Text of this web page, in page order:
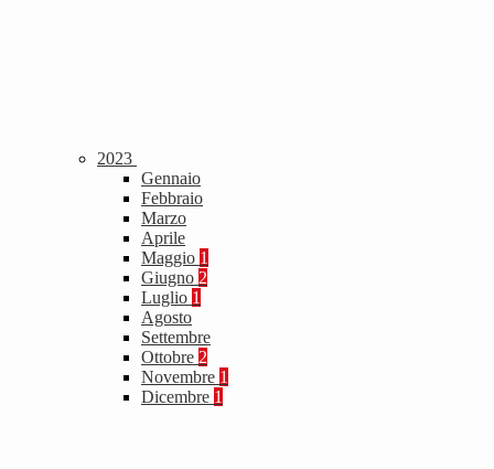
2023
Gennaio
Febbraio
Marzo
Aprile
Maggio 1
Giugno 2
Luglio 1
Agosto
Settembre
Ottobre 2
Novembre 1
Dicembre 1